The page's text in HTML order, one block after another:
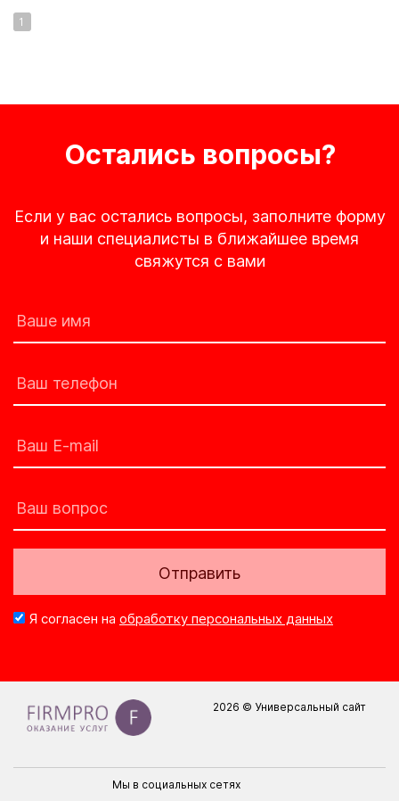
1
Остались вопросы?
Если у вас остались вопросы, заполните форму
и наши специалисты в ближайшее время
свяжутся с вами
Отправить
Я согласен на обработку персональных данных
2026 © Универсальный сайт
Мы в социальных сетях